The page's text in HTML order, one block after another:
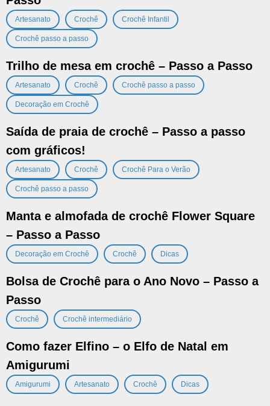
Artesanato Crochê Crochê Infantil
Crochê passo a passo
Trilho de mesa em crochê – Passo a Passo
Artesanato Crochê Crochê passo a passo
Decoração em Crochê
Saída de praia de crochê – Passo a passo
com gráficos!
Artesanato Crochê Crochê Para o Verão
Crochê passo a passo
Manta e almofada de crochê Flower Square
– Passo a Passo
Decoração em Crochê Crochê Dicas
Bolsa de Crochê para o Ano Novo – Passo a
Passo
Crochê Crochê intermediário
Como fazer Elfino – o Elfo de Natal em
Amigurumi
Amigurumi Artesanato Crochê Dicas